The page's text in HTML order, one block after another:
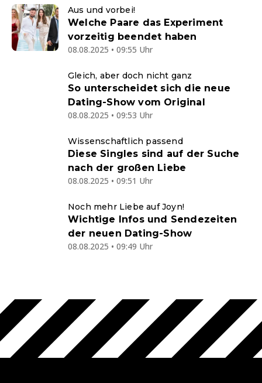
Aus und vorbei!
Welche Paare das Experiment
vorzeitig beendet haben
08.08.2025 • 09:55 Uhr
Gleich, aber doch nicht ganz
So unterscheidet sich die neue
Dating-Show vom Original
08.08.2025 • 09:53 Uhr
Wissenschaftlich passend
Diese Singles sind auf der Suche
nach der großen Liebe
08.08.2025 • 09:51 Uhr
Noch mehr Liebe auf Joyn!
Wichtige Infos und Sendezeiten
der neuen Dating-Show
08.08.2025 • 09:49 Uhr